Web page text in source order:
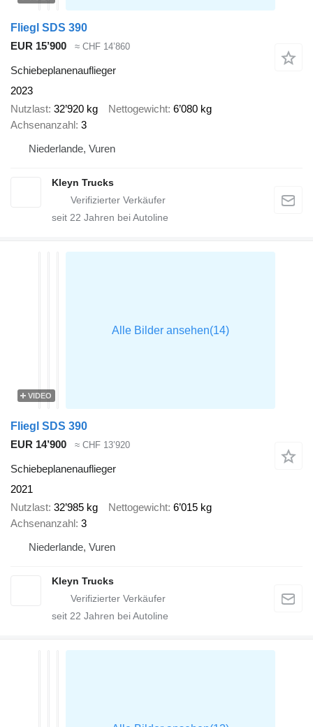
Fliegl SDS 390
EUR 15’900
≈ CHF 14’860
Schiebeplanenauflieger
2023
Nutzlast 32’920 kg Nettogewicht 6’080 kg
Achsenanzahl 3
Niederlande, Vuren
Kleyn Trucks
seit 22 Jahren bei Autoline
VIDEO
Fliegl SDS 390
EUR 14’900
≈ CHF 13’920
Schiebeplanenauflieger
2021
Nutzlast 32’985 kg Nettogewicht 6’015 kg
Achsenanzahl 3
Niederlande, Vuren
Kleyn Trucks
seit 22 Jahren bei Autoline